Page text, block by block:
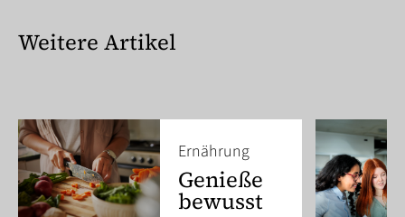
Weitere Artikel
Ernährung
Genieße
bewusst